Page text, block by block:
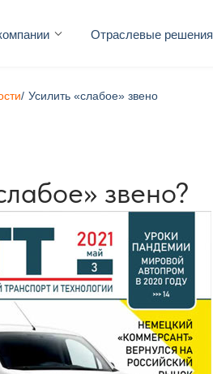
Отраслевые решения
/ Усилить «слабое» звено
звено?